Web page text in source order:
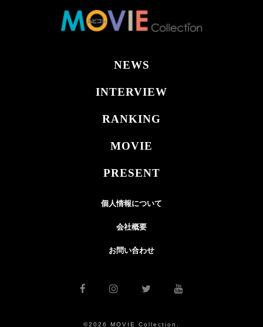
NEWS
INTERVIEW
RANKING
MOVIE
PRESENT
個人情報について
会社概要
お問い合わせ
©2026 MOVIE Collection.